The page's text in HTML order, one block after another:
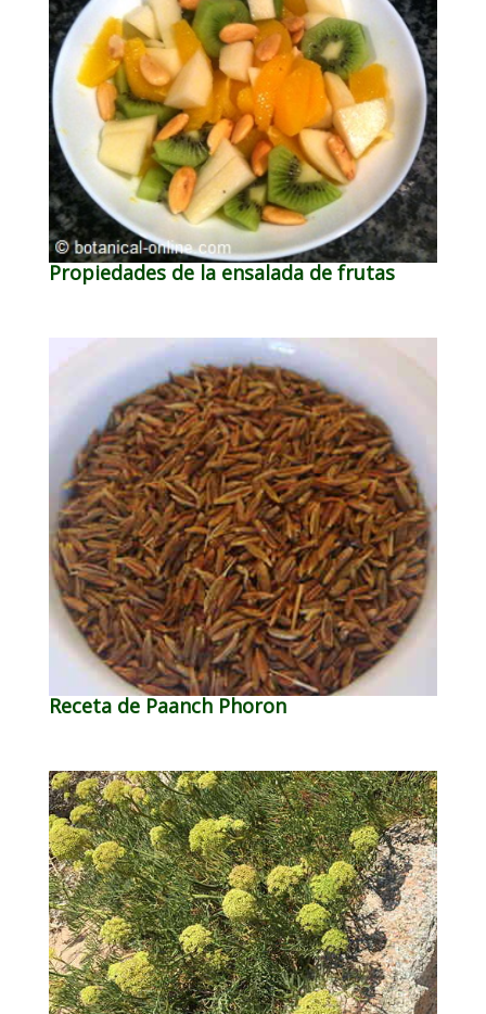
Propiedades de la ensalada de frutas
Receta de Paanch Phoron